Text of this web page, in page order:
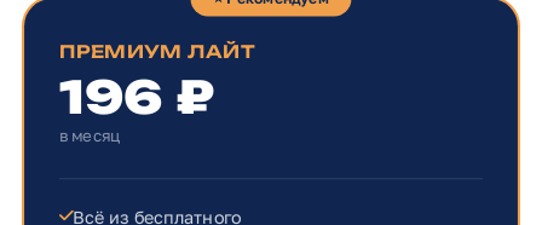
ПРЕМИУМ ЛАЙТ
196 ₽
в месяц
Всё из бесплатного